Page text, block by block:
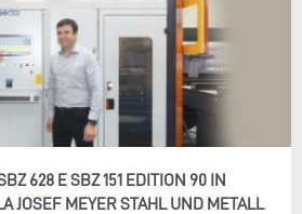
628 E SBZ 151 EDITION 90 IN
JOSEF MEYER STAHL UND METALL